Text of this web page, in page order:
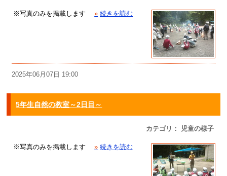
※写真のみを掲載します » 続きを読む
2025年06月07日 19:00
5年生自然の教室～2日目～
カテゴリ： 児童の様子
※写真のみを掲載します » 続きを読む